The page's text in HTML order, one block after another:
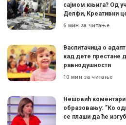
сајмом књига? Од
Делфи, Креативни
6 мин за читање
Васпитачица о
кад дете престане
равнодушности
10 мин за читање
Нешовић
образовању: ”Ко
се плаши да ће